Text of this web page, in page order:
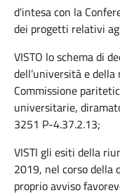
d'intesa con la
dei progetti relativi
VISTO lo schema di
dell’università e
Commissione
universitarie,
3251 P-4.37.2.13;
VISTI gli esiti della
2019, nel corso della
proprio avviso